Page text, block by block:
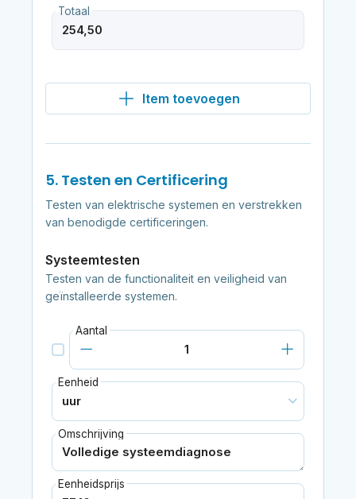
Totaal
Item toevoegen
5. Testen en Certificering
Testen van elektrische systemen en verstrekken
van benodigde certificeringen.
Systeemtesten
Testen van de functionaliteit en veiligheid van
geïnstalleerde systemen.
Aantal
Eenheid
Omschrijving
Eenheidsprijs